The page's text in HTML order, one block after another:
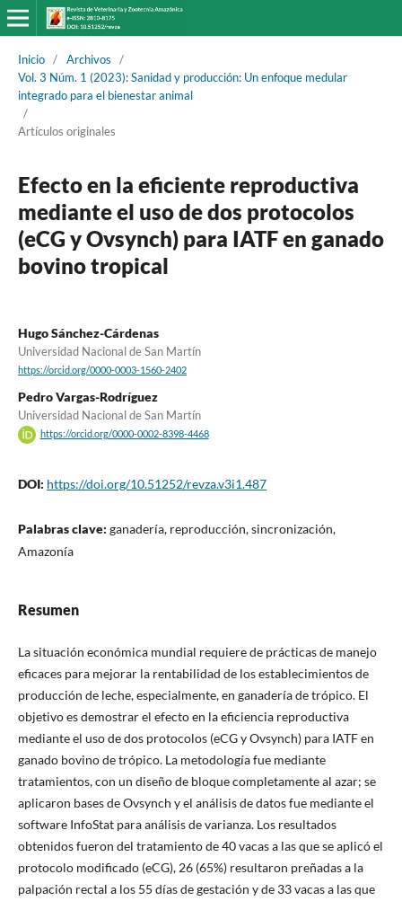
Inicio / Archivos
/
Vol. 3 Núm. 1 (2023): Sanidad y producción: Un enfoque medular
integrado para el bienestar animal
/
Artículos originales
Efecto en la eficiente reproductiva
mediante el uso de dos protocolos
(eCG y Ovsynch) para IATF en ganado
bovino tropical
Hugo Sánchez-Cárdenas
Universidad Nacional de San Martín
https://orcid.org/0000-0003-1560-2402
Pedro Vargas-Rodríguez
Universidad Nacional de San Martín
https://orcid.org/0000-0002-8398-4468
DOI: https://doi.org/10.51252/revza.v3i1.487
Palabras clave: ganadería, reproducción, sincronización,
Amazonía
Resumen
La situación económica mundial requiere de prácticas de manejo
eficaces para mejorar la rentabilidad de los establecimientos de
producción de leche, especialmente, en ganadería de trópico. El
objetivo es demostrar el efecto en la eficiencia reproductiva
mediante el uso de dos protocolos (eCG y Ovsynch) para IATF en
ganado bovino de trópico. La metodología fue mediante
tratamientos, con un diseño de bloque completamente al azar; se
aplicaron bases de Ovsynch y el análisis de datos fue mediante el
software InfoStat para análisis de varianza. Los resultados
obtenidos fueron del tratamiento de 40 vacas a las que se aplicó el
protocolo modificado (eCG), 26 (65%) resultaron preñadas a la
palpación rectal a los 55 días de gestación y de 33 vacas a las que